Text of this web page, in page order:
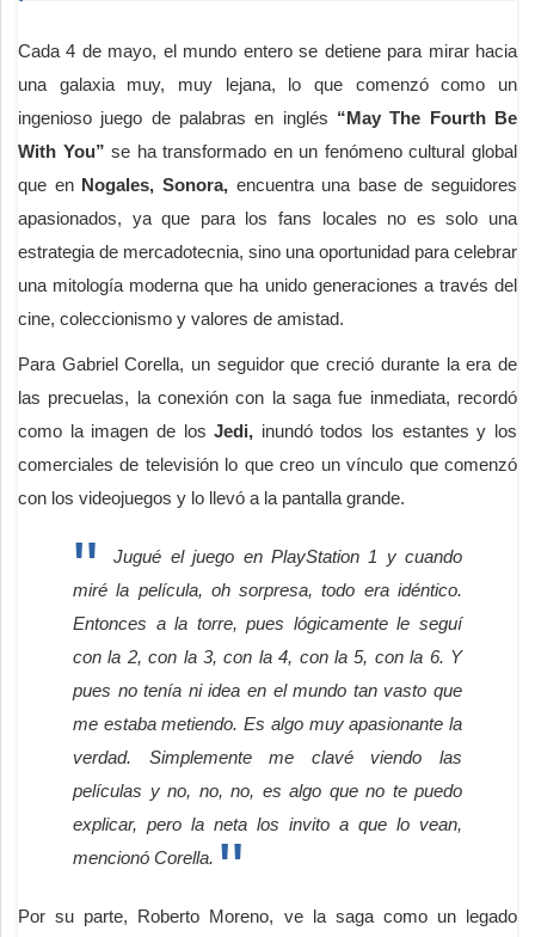
Cada 4 de mayo, el mundo entero se detiene para mirar hacia
una galaxia muy, muy lejana, lo que comenzó como un
ingenioso juego de palabras en inglés “May The Fourth Be
With You” se ha transformado en un fenómeno cultural global
que en Nogales, Sonora,encuentra una base de seguidores
apasionados, ya que para los fans locales no es solo una
estrategia de mercadotecnia, sino una oportunidad para celebrar
una mitología moderna que ha unido generaciones a través del
cine, coleccionismo y valores de amistad.
Para Gabriel Corella, un seguidor que creció durante la era de
las precuelas, la conexión con la saga fue inmediata, recordó
como la imagen de losJedi, inundó todos los estantes y los
comerciales de televisión lo que creo un vínculo que comenzó
con los videojuegos y lo llevó a la pantalla grande.
Jugué el juego en PlayStation 1 y cuando
miré la película, oh sorpresa, todo era idéntico.
Entonces a la torre, pues lógicamente le seguí
con la 2, con la 3, con la 4, con la 5, con la 6. Y
pues no tenía ni idea en el mundo tan vasto que
me estaba metiendo. Es algo muy apasionante la
verdad. Simplemente me clavé viendo las
películas y no, no, no, es algo que no te puedo
explicar, pero la neta los invito a que lo vean,
mencionó Corella.
Por su parte, Roberto Moreno, ve la saga como un legado